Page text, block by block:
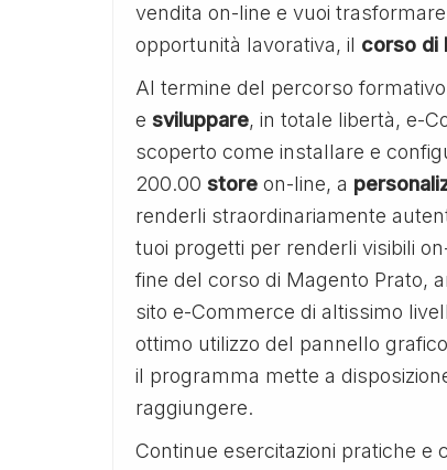
vendita on-line e vuoi
opportunità lavorativa, il corso di
Al termine del percorso
e sviluppare, in totale libertà, e-
scoperto come installare e
200.00 store on-line, a
renderli straordinariamente
tuoi progetti per renderli visibili
fine del corso di Magento Prato,
sito e-Commerce di altissimo
ottimo utilizzo del pannello
il programma mette a
raggiungere.
Continue esercitazioni pratiche e